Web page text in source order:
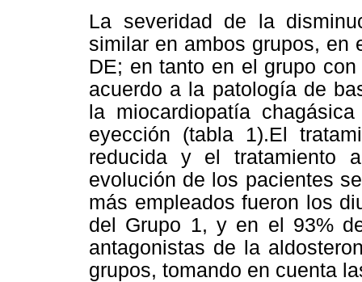
La severidad de la
similar en ambos grupos, en
DE; en tanto en el grupo
acuerdo a la patología de
la miocardiopatía
eyección (tabla 1).El
reducida y el tratamiento
evolución de los pacientes
más empleados fueron los
del Grupo 1, y en el 93%
antagonistas de la
grupos, tomando en cuenta